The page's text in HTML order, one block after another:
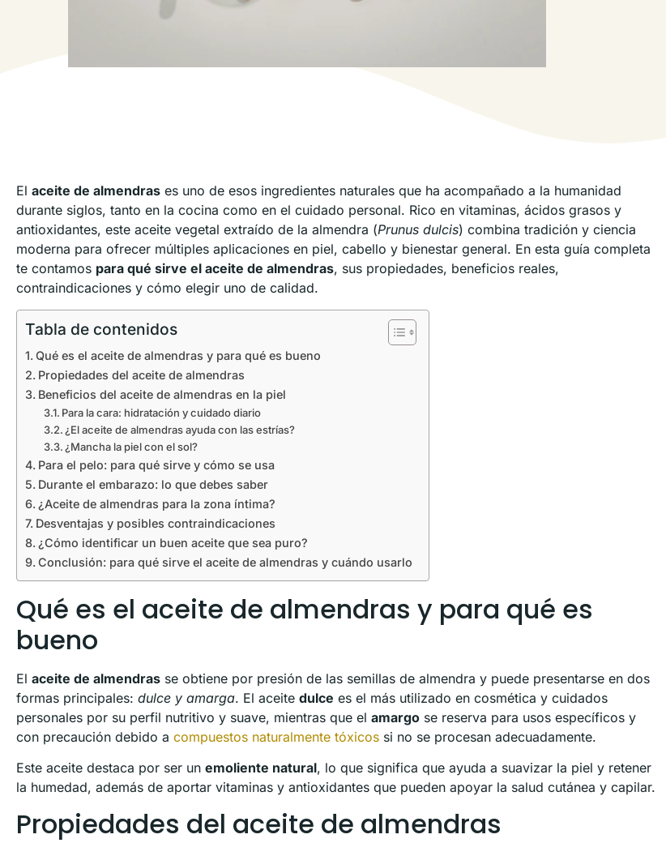
El aceite de almendras es uno de esos ingredientes naturales que ha acompañado a la humanidad
durante siglos, tanto en la cocina como en el cuidado personal. Rico en vitaminas, ácidos grasos y
antioxidantes, este aceite vegetal extraído de la almendra (Prunus dulcis) combina tradición y ciencia
moderna para ofrecer múltiples aplicaciones en piel, cabello y bienestar general. En esta guía completa
te contamos para qué sirve el aceite de almendras, sus propiedades, beneficios reales,
contraindicaciones y cómo elegir uno de calidad.
Tabla de contenidos
Qué es el aceite de almendras y para qué es bueno
Propiedades del aceite de almendras
Beneficios del aceite de almendras en la piel
Para la cara: hidratación y cuidado diario
¿El aceite de almendras ayuda con las estrías?
¿Mancha la piel con el sol?
Para el pelo: para qué sirve y cómo se usa
Durante el embarazo: lo que debes saber
¿Aceite de almendras para la zona íntima?
Desventajas y posibles contraindicaciones
¿Cómo identificar un buen aceite que sea puro?
Conclusión: para qué sirve el aceite de almendras y cuándo usarlo
Qué es el aceite de almendras y para qué es
bueno
El aceite de almendras se obtiene por presión de las semillas de almendra y puede presentarse en dos
formas principales: dulce y amarga. El aceite dulce es el más utilizado en cosmética y cuidados
personales por su perfil nutritivo y suave, mientras que el amargo se reserva para usos específicos y
con precaución debido a compuestos naturalmente tóxicos si no se procesan adecuadamente.
Este aceite destaca por ser un emoliente natural, lo que significa que ayuda a suavizar la piel y retener
la humedad, además de aportar vitaminas y antioxidantes que pueden apoyar la salud cutánea y capilar.
Propiedades del aceite de almendras